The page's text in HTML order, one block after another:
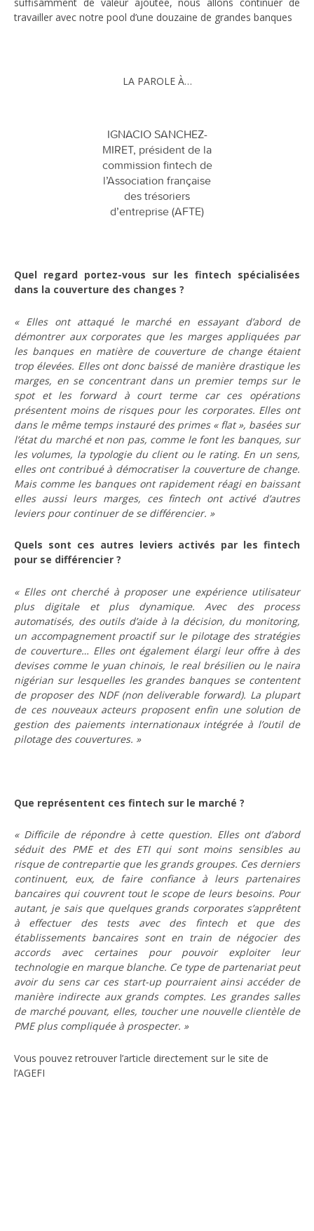
suffisamment de valeur ajoutée, nous allons continuer de
travailler avec notre pool d’une douzaine de grandes banques
LA PAROLE À…
IGNACIO SANCHEZ-
MIRET, président de la
commission fintech de
l’Association française
des trésoriers
d’entreprise (AFTE)
Quel regard portez-vous sur les fintech spécialisées
dans la couverture des changes ?
« Elles ont attaqué le marché en essayant d’abord de
démontrer aux corporates que les marges appliquées par
les banques en matière de couverture de change étaient
trop élevées. Elles ont donc baissé de manière drastique les
marges, en se concentrant dans un premier temps sur le
spot et les forward à court terme car ces opérations
présentent moins de risques pour les corporates. Elles ont
dans le même temps instauré des primes « flat », basées sur
l’état du marché et non pas, comme le font les banques, sur
les volumes, la typologie du client ou le rating. En un sens,
elles ont contribué à démocratiser la couverture de change.
Mais comme les banques ont rapidement réagi en baissant
elles aussi leurs marges, ces fintech ont activé d’autres
leviers pour continuer de se différencier. »
Quels sont ces autres leviers activés par les fintech
pour se différencier ?
« Elles ont cherché à proposer une expérience utilisateur
plus digitale et plus dynamique. Avec des process
automatisés, des outils d’aide à la décision, du monitoring,
un accompagnement proactif sur le pilotage des stratégies
de couverture… Elles ont également élargi leur offre à des
devises comme le yuan chinois, le real brésilien ou le naira
nigérian sur lesquelles les grandes banques se contentent
de proposer des NDF (non deliverable forward). La plupart
de ces nouveaux acteurs proposent enfin une solution de
gestion des paiements internationaux intégrée à l’outil de
pilotage des couvertures. »
Que représentent ces fintech sur le marché ?
« Difficile de répondre à cette question. Elles ont d’abord
séduit des PME et des ETI qui sont moins sensibles au
risque de contrepartie que les grands groupes. Ces derniers
continuent, eux, de faire confiance à leurs partenaires
bancaires qui couvrent tout le scope de leurs besoins. Pour
autant, je sais que quelques grands corporates s’apprêtent
à effectuer des tests avec des fintech et que des
établissements bancaires sont en train de négocier des
accords avec certaines pour pouvoir exploiter leur
technologie en marque blanche. Ce type de partenariat peut
avoir du sens car ces start-up pourraient ainsi accéder de
manière indirecte aux grands comptes. Les grandes salles
de marché pouvant, elles, toucher une nouvelle clientèle de
PME plus compliquée à prospecter. »
Vous pouvez retrouver l’article directement sur le site de
l’AGEFI